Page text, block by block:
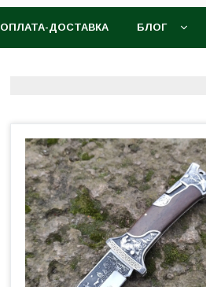
ОПЛАТА-ДОСТАВКА БЛОГ